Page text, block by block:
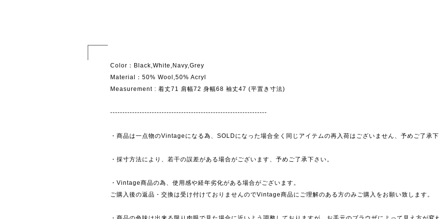
Color：Black,White,Navy,Grey
Material：50% Wool,50% Acryl
Measurement : 着丈71 肩幅72 身幅68 袖丈47 (平置き寸法)
----------------------------------------------------------------
・商品は一点物のVintageになる為、SOLDになった場合全く同じアイテムの再入荷はございません、予めご了承下
・採寸方法により、若干の誤差がある場合がございます、予めご了承下さい。
・Vintage商品の為、使用感や経年劣化がある場合がございます。
ご購入後の返品・交換は受け付けておりませんのでVintage商品にご理解のある方のみご購入をお願い致します。